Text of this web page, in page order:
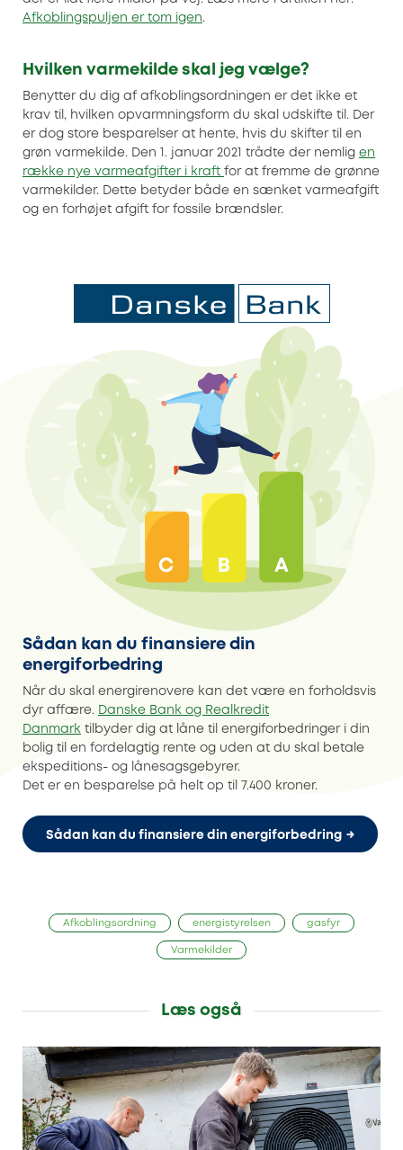
Afkoblingspuljen er tom igen.
Hvilken varmekilde skal jeg vælge?
Benytter du dig af afkoblingsordningen er det ikke et
krav til, hvilken opvarmningsform du skal udskifte til. Der
er dog store besparelser at hente, hvis du skifter til en
grøn varmekilde. Den 1. januar 2021 trådte der nemlig en
række nye varmeafgifter i kraft for at fremme de grønne
varmekilder. Dette betyder både en sænket varmeafgift
og en forhøjet afgift for fossile brændsler.
Sådan kan du finansiere din
energiforbedring
Når du skal energirenovere kan det være en forholdsvis
dyr affære.
Danske Bank og Realkredit
Danmark tilbyder dig at låne til energiforbedringer i din
bolig til en fordelagtig rente og uden at du skal betale
ekspeditions- og lånesagsgebyrer.
Det er en besparelse på helt op til 7.400 kroner.
Sådan kan du finansiere din energiforbedring
Afkoblingsordning energistyrelsen gasfyr
Varmekilder
Læs også